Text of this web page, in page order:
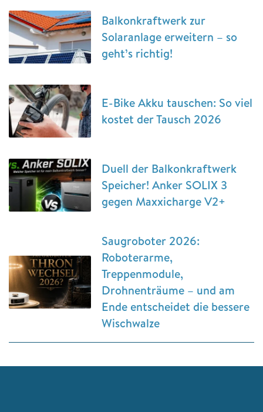
Balkonkraftwerk zur
Solaranlage erweitern – so
geht’s richtig!
E-Bike Akku tauschen: So viel
kostet der Tausch 2026
Duell der Balkonkraftwerk
Speicher! Anker SOLIX 3
gegen Maxxicharge V2+
Saugroboter 2026:
Roboterarme,
Treppenmodule,
Drohnenträume – und am
Ende entscheidet die bessere
Wischwalze